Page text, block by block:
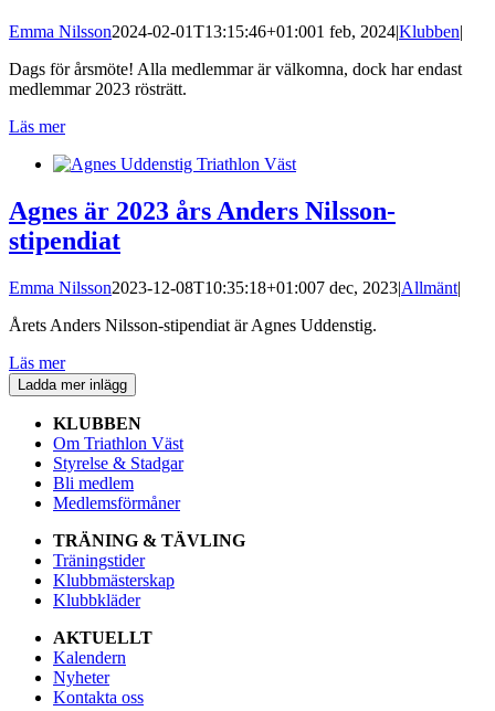
Emma Nilsson2024-02-01T13:15:46+01:001 feb, 2024|Klubben|
Dags för årsmöte! Alla medlemmar är välkomna, dock har endast
medlemmar 2023 rösträtt.
Läs mer
Agnes är 2023 års Anders Nilsson-
stipendiat
Emma Nilsson2023-12-08T10:35:18+01:007 dec, 2023|Allmänt|
Årets Anders Nilsson-stipendiat är Agnes Uddenstig.
Läs mer
Ladda mer inlägg
KLUBBEN
Om Triathlon Väst
Styrelse & Stadgar
Bli medlem
Medlemsförmåner
TRÄNING & TÄVLING
Träningstider
Klubbmästerskap
Klubbkläder
AKTUELLT
Kalendern
Nyheter
Kontakta oss